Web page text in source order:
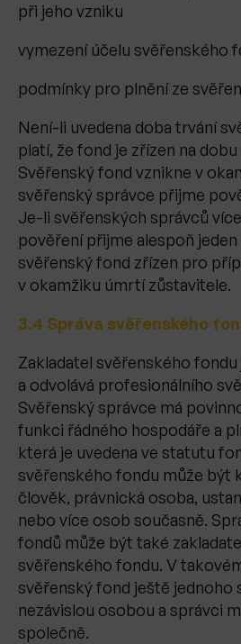
při jeho vzniku
vymezení účelu svěřenského
podmínky pro plnění ze
Není-li uvedena doba trvání
platí, že fond je zřízen na
Svěřenský fond vznikne v
svěřenský správce přijme
Je-li svěřenských správců
pověření přijme alespoň jeden
svěřenský fond zřízen pro
v okamžiku úmrtí zůstavitele.
3.4 Správa svěřenského
Zakladatel svěřenského
a odvolává profesionálního
Svěřenský správce má
funkci řádného hospodáře a
která je uvedena ve statutu
svěřenského fondu může být
člověk, právnická osoba,
nebo více osob současně.
fondů může být také
svěřenského fondu. V
svěřenský fond ještě jednoho
nezávislou osobou a správci
společně.